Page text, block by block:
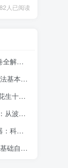
人已阅读
一网打尽
视频精讲
辑之旅
战路径
套秘籍
限冲刺！》